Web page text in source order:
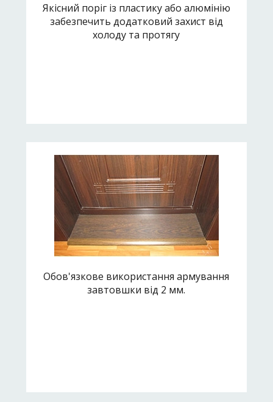
Якісний поріг із пластику або алюмінію
забезпечить додатковий захист від
холоду та протягу
Обов'язкове використання армування
завтовшки від 2 мм.